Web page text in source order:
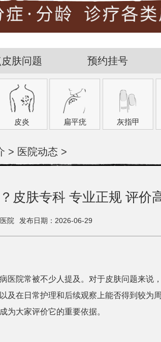
肤问题 预约挂号
皮炎 扁平疣 灰指甲
> 医院动态 >
皮肤专科 专业正规 评价
院 发布日期：2026-06-29
医院常被不少人提及。对于皮肤问题来说
及在日常护理和后续观察上能否得到较为
为大家评价它的重要依据。